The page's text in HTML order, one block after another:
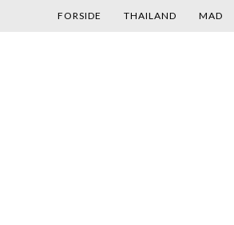
FORSIDE THAILAND MAD